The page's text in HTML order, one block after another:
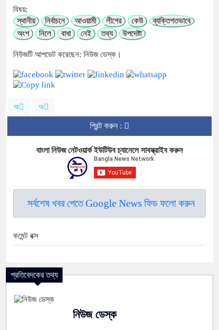
বিষয়:
স্থানীয়
নির্বাচনে আওয়ামী লীগের কেউ
ব্যক্তিগতভাবে
অংশ
নিলে বাধা নেই তথ্য উপদেষ্টা
নিউজটি আপডেট করেছেন: নিউজ ডেস্ক।
অ অ
প্রিন্ট করুন :
বাংলা নিউজ নেটওয়ার্ক ইউটিউব চ্যানেলে সাবস্ক্রাইব করুন
সর্বশেষ খবর পেতে Google News ফিড ফলো করুন
কমেন্ট বক্স
প্রতিবেদকের তথ্য
নিউজ ডেস্ক